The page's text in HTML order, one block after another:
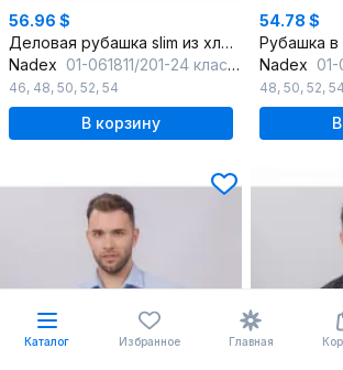
56.96 $
Деловая рубашка slim из хлопка с классическим воротником
Nadex 01-061811/201-24 классический_синий_мини-оксфоррд
46, 48, 50, 52, 54
В корзину
54.78 $
Nadex 01-
48, 50, 52, 54
Каталог Избранное Главная